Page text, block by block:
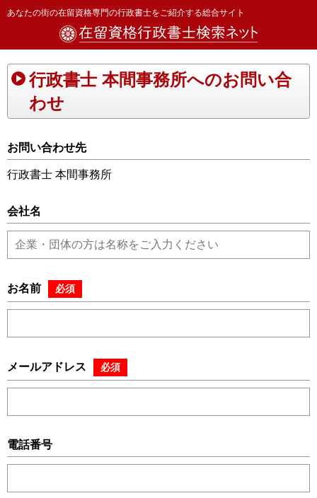
あなたの街の在留資格専門の行政書士をご紹介する総合サイト
行政書士 本間事務所へのお問い合
わせ
お問い合わせ先
行政書士 本間事務所
会社名
お名前 必須
メールアドレス 必須
電話番号